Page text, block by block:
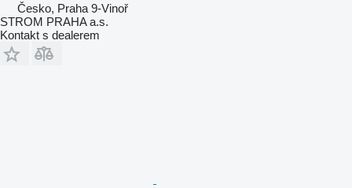
Česko, Praha 9-Vinoř
STROM PRAHA a.s.
Kontakt s dealerem